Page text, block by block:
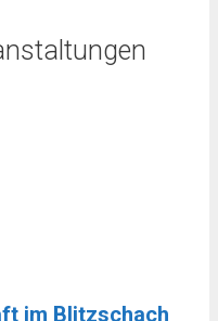
im Blitzschach